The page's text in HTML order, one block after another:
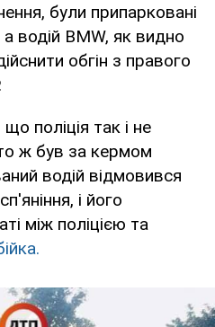
були припарковані
водій BMW, як видно
обгін з правого
поліція так і не
ж був за кермом
водій відмовився
і його
між поліцією та